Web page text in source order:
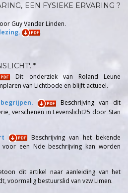
EEN FYSIEKE ERVARING ?
Guy Vander Linden.
.
*
Dit onderziek van Roland Leune
van Lichtbode en blijft actueel.
Beschrijving van dit
verschenen in Levenslicht25 door Stan
Beschrijving van het bekende
een Nde beschrijving kan worden
dit artikel naar aanleiding van het
voormalig bestuurslid van vzw Limen.